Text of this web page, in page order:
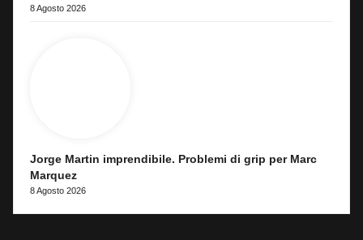
8 Agosto 2026
Jorge Martin imprendibile. Problemi di grip per Marc
Marquez
8 Agosto 2026